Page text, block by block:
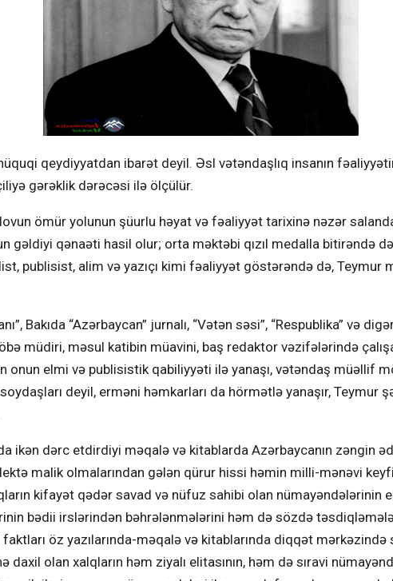
qeydiyyatdan ibarət deyil. Əsl vətəndaşlıq insanın
gərəklik dərəcəsi ilə ölçülür.
ömür yolunun şüurlu həyat və fəaliyyət tarixinə nəzər
gəldiyi qənaəti hasil olur; orta məktəbi qızıl medalla bitirəndə
publisist, alim və yazıçı kimi fəaliyyət göstərəndə də, Teymur
Bakıda “Azərbaycan” jurnalı, “Vətən səsi”, “Respublika” və
müdiri, məsul katibin müavini, baş redaktor vəzifələrində
onun elmi və publisistik qabiliyyəti ilə yanaşı, vətəndaş müəllif
deyil, erməni həmkarları da hörmətlə yanaşır, Teymur
ikən dərc etdirdiyi məqalə və kitablarda Azərbaycanın zəngin
malik olmalarından gələn qürur hissi həmin milli-mənəvi
kifayət qədər savad və nüfuz sahibi olan nümayəndələrinin
bədii irslərindən bəhrələnmələrini həm də sözdə
öz yazılarında-məqalə və kitablarında diqqət mərkəzində
daxil olan xalqların həm ziyalı elitasının, həm də sıravi